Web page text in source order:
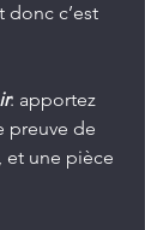
donc c’est
: apportez
preuve de
et une pièce